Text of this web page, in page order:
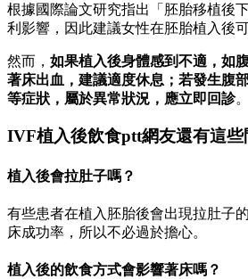
根據國際論文研究指出「胚胎移植後
利影響，因此建議女性在胚胎植入後
然而， 如果植入後身體感到不適，如
著床出血，建議適度休息；若發生腹
等症狀，屬於異常狀況，應立即回診。
IVF植入後飲食ptt網友還有這些
植入後會拉肚子嗎？
有些患者在植入胚胎後會出現拉肚子
床成功率，所以不必過於擔心。
植入後的飲食方式會影響著床嗎？